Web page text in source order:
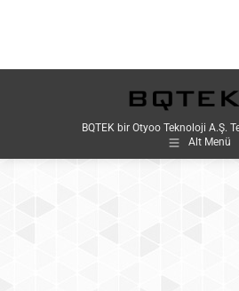
BQTEK bir Otyoo Teknoloji A.Ş.
Alt Menü